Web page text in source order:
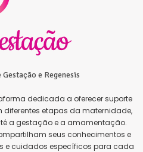
e Regenesis
dedicada a oferecer suporte
diferentes etapas da maternidade,
a gestação e a amamentação.
seus conhecimentos e
e cuidados específicos para cada